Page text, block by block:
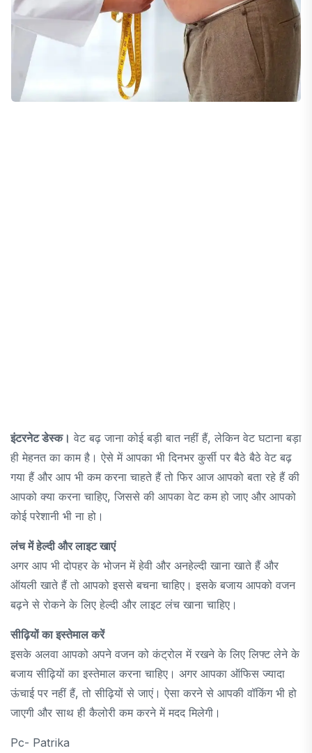
इंटरनेट डेस्क। वेट बढ़ जाना कोई बड़ी बात नहीं हैं, लेकिन वेट घटाना बड़ा
ही मेहनत का काम है। ऐसे में आपका भी दिनभर कुर्सी पर बैठे बैठे वेट बढ़
गया हैं और आप भी कम करना चाहते हैं तो फिर आज आपको बता रहे हैं की
आपको क्या करना चाहिए, जिससे की आपका वेट कम हो जाए और आपको
कोई परेशानी भी ना हो।
लंच में हेल्दी और लाइट खाएं
अगर आप भी दोपहर के भोजन में हेवी और अनहेल्दी खाना खाते हैं और
ऑयली खाते हैं तो आपको इससे बचना चाहिए। इसके बजाय आपको वजन
बढ़ने से रोकने के लिए हेल्दी और लाइट लंच खाना चाहिए।
सीढ़ियों का इस्तेमाल करें
इसके अलवा आपको अपने वजन को कंट्रोल में रखने के लिए लिफ्ट लेने के
बजाय सीढ़ियों का इस्तेमाल करना चाहिए। अगर आपका ऑफिस ज्यादा
ऊंचाई पर नहीं हैं, तो सीढ़ियों से जाएं। ऐसा करने से आपकी वॉकिंग भी हो
जाएगी और साथ ही कैलोरी कम करने में मदद मिलेगी।
Pc- Patrika